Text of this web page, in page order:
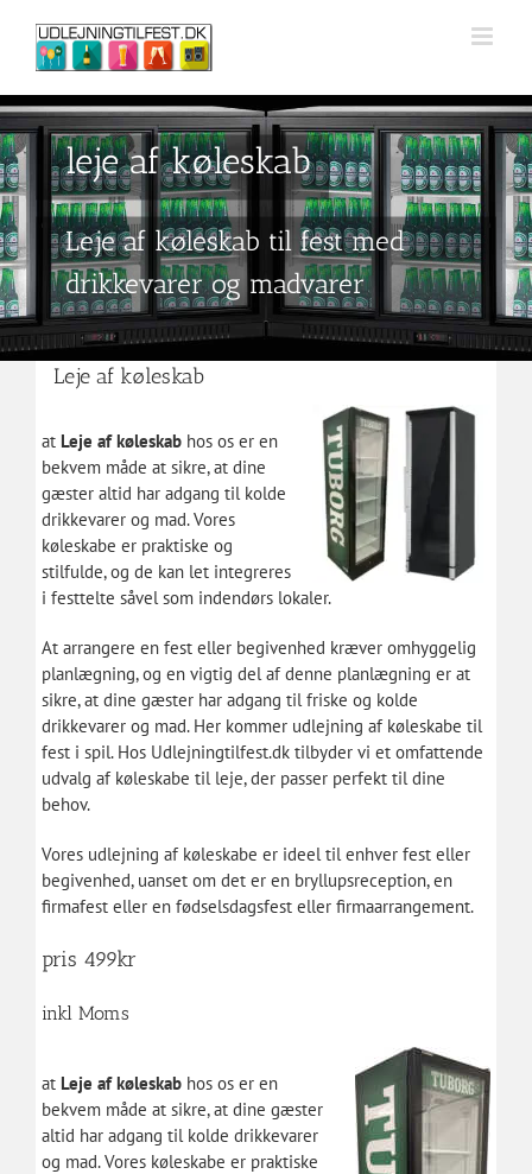
content
leje af køleskab
Leje af køleskab til fest med
drikkevarer og madvarer
Leje af køleskab
at Leje af køleskabhos os er en
bekvem måde at sikre, at dine
gæster altid har adgang til kolde
drikkevarer og mad. Vores
køleskabe er praktiske og
stilfulde, og de kan let integreres
i festtelte såvel som indendørs lokaler.
At arrangere en fest eller begivenhed kræver omhyggelig
planlægning, og en vigtig del af denne planlægning er at
sikre, at dine gæster har adgang til friske og kolde
drikkevarer og mad. Her kommer udlejning af køleskabe til
fest i spil. Hos Udlejningtilfest.dk tilbyder vi et omfattende
udvalg af køleskabe til leje, der passer perfekt til dine
behov.
Vores udlejning af køleskabe er ideel til enhver fest eller
begivenhed, uanset om det er en bryllupsreception, en
firmafest eller en fødselsdagsfest eller firmaarrangement.
pris 499kr
inkl Moms
at Leje af køleskabhos os er en
bekvem måde at sikre, at dine gæster
altid har adgang til kolde drikkevarer
og mad. Vores køleskabe er praktiske